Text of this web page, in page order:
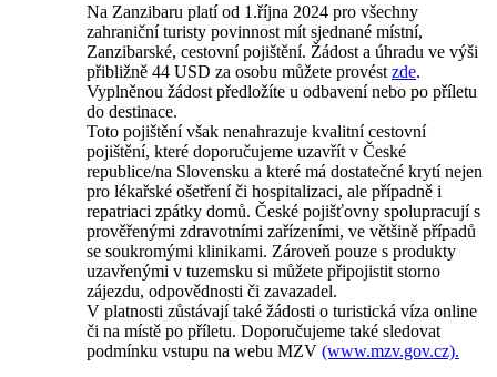
Na Zanzibaru platí od 1.října 2024 pro všechny
zahraniční turisty povinnost mít sjednané místní,
Zanzibarské, cestovní pojištění. Žádost a úhradu ve výši
přibližně 44 USD za osobu můžete provést zde.
Vyplněnou žádost předložíte u odbavení nebo po příletu
do destinace.
Toto pojištění však nenahrazuje kvalitní cestovní
pojištění, které doporučujeme uzavřít v České
republice/na Slovensku a které má dostatečné krytí nejen
pro lékařské ošetření či hospitalizaci, ale případně i
repatriaci zpátky domů. České pojišťovny spolupracují s
prověřenými zdravotními zařízeními, ve většině případů
se soukromými klinikami. Zároveň pouze s produkty
uzavřenými v tuzemsku si můžete připojistit storno
zájezdu, odpovědnosti či zavazadel.
V platnosti zůstávají také žádosti o turistická víza online
či na místě po příletu. Doporučujeme také sledovat
podmínku vstupu na webu MZV (www.mzv.gov.cz).